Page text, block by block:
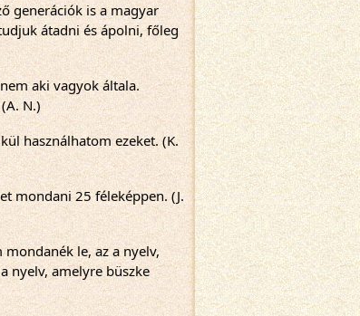
generációk is a magyar
átadni és ápolni, főleg
aki vagyok általa.
N.)
használhatom ezeket. (K.
mondani 25 féleképpen. (J.
le, az a nyelv,
nyelv, amelyre büszke